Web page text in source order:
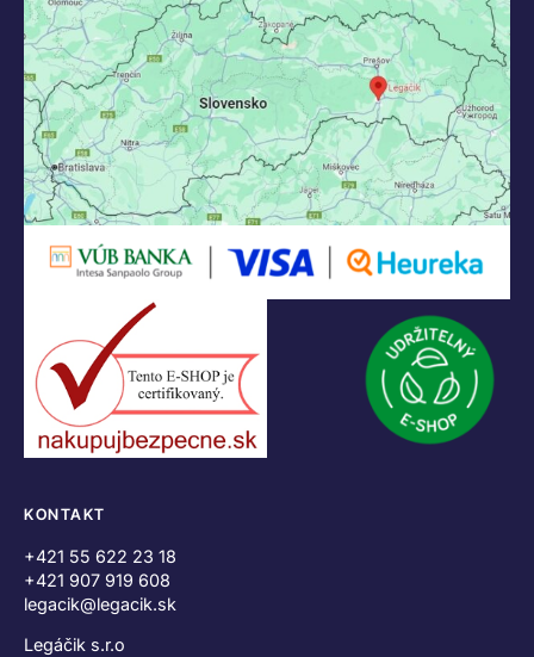
KONTAKT
+421 55 622 23 18
+421 907 919 608
legacik@legacik.sk
Legáčik s.r.o